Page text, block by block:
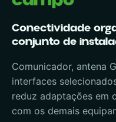
Conectividade
conjunto de
Comunicador, antena
interfaces
reduz adaptações em
com os demais